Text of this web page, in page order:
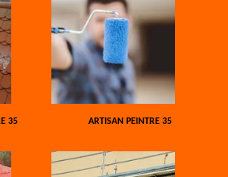
35 ARTISAN PEINTRE 35